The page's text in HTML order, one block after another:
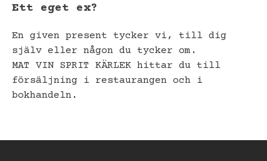
Ett eget ex?
En given present tycker vi, till dig
själv eller någon du tycker om.
MAT VIN SPRIT KÄRLEK hittar du till
försäljning i restaurangen och i
bokhandeln.